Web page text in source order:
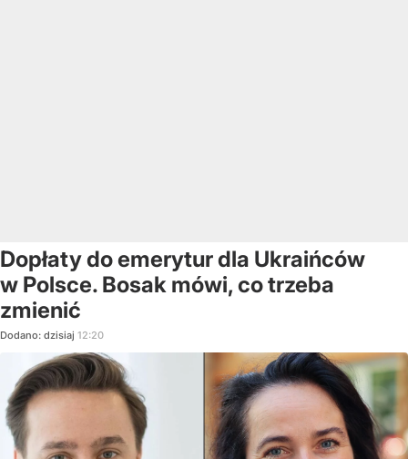
Dopłaty do emerytur dla Ukraińców
w Polsce. Bosak mówi, co trzeba
zmienić
Dodano: dzisiaj 12:20